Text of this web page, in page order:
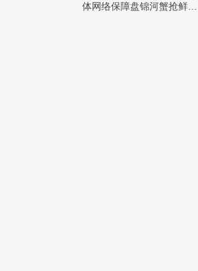
体网络保障盘锦河蟹抢鲜出